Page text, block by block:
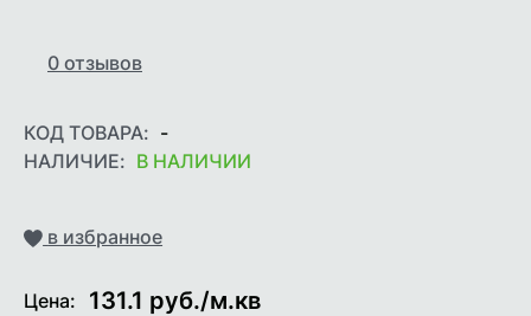
0 отзывов
КОД ТОВАРА: -
НАЛИЧИЕ: В НАЛИЧИИ
Добавить
в избранное
Цена: 131.1 руб./м.кв